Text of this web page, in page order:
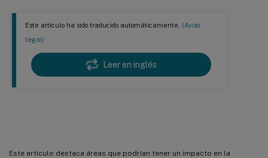
Este artículo ha sido traducido automáticamente. (Aviso
legal)
Leer en inglés
Este artículo destaca áreas que podrían tener un impacto en la